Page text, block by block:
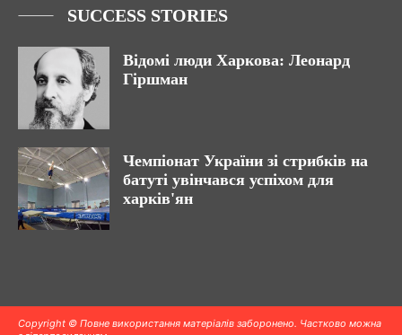
SUCCESS STORIES
Відомі люди Харкова: Леонард
Гіршман
Чемпіонат України зі стрибків на
батуті увінчався успіхом для
харків'ян
Copyright © Повне використання матеріалів заборонено. Частково можна